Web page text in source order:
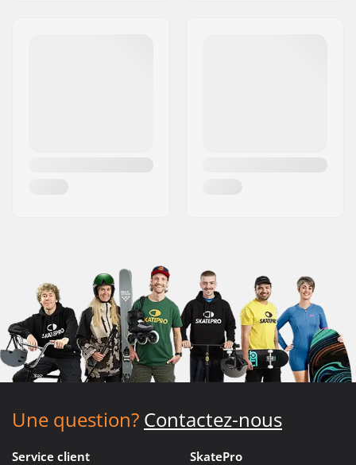
Une question? Contactez-nous
Service client SkatePro